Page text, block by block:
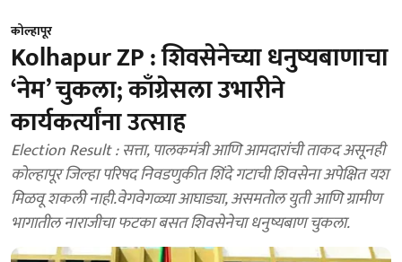
कोल्हापूर
Kolhapur ZP : शिवसेनेच्या धनुष्यबाणाचा
‘नेम’ चुकला; काँग्रेसला उभारीने
कार्यकर्त्यांना उत्साह
Election Result : सत्ता, पालकमंत्री आणि आमदारांची ताकद असूनही
कोल्हापूर जिल्हा परिषद निवडणुकीत शिंदे गटाची शिवसेना अपेक्षित यश
मिळवू शकली नाही.वेगवेगळ्या आघाड्या, असमतोल युती आणि ग्रामीण
भागातील नाराजीचा फटका बसत शिवसेनेचा धनुष्यबाण चुकला.